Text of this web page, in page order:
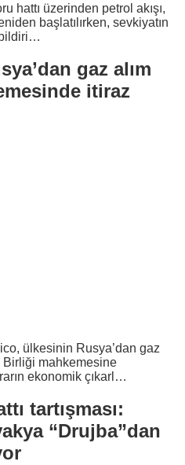
hattı üzerinden petrol akışı,
başlatılırken, sevkiyatın
gaz alım
itiraz
ülkesinin Rusya’dan gaz
Birliği mahkemesine
ekonomik çıkarl…
tartışması:
“Drujba”dan